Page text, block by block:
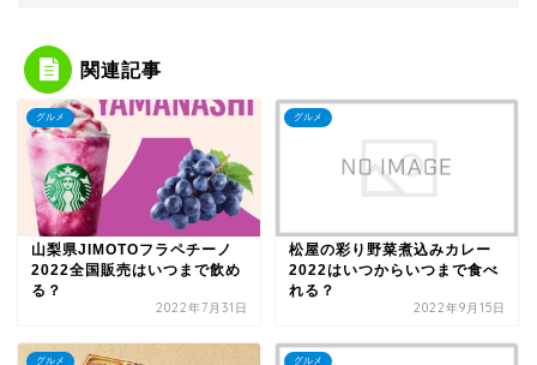
関連記事
グルメ
山梨県JIMOTOフラペチーノ
2022全国販売はいつまで飲め
る？
2022年7月31日
グルメ
松屋の彩り野菜煮込みカレー
2022はいつからいつまで食べ
れる？
2022年9月15日
グルメ グルメ